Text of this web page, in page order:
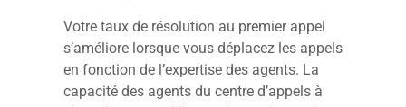
Votre taux de résolution au premier appel
s’améliore lorsque vous déplacez les appels
en fonction de l’expertise des agents. La
capacité des agents du centre d’appels à